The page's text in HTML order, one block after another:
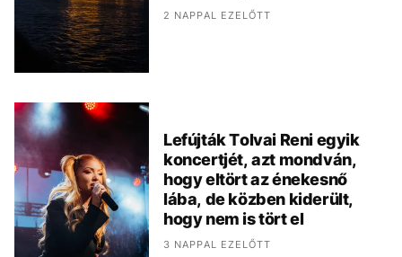
2 NAPPAL EZELŐTT
Lefújták Tolvai Reni egyik
koncertjét, azt mondván,
hogy eltört az énekesnő
lába, de közben kiderült,
hogy nem is tört el
3 NAPPAL EZELŐTT